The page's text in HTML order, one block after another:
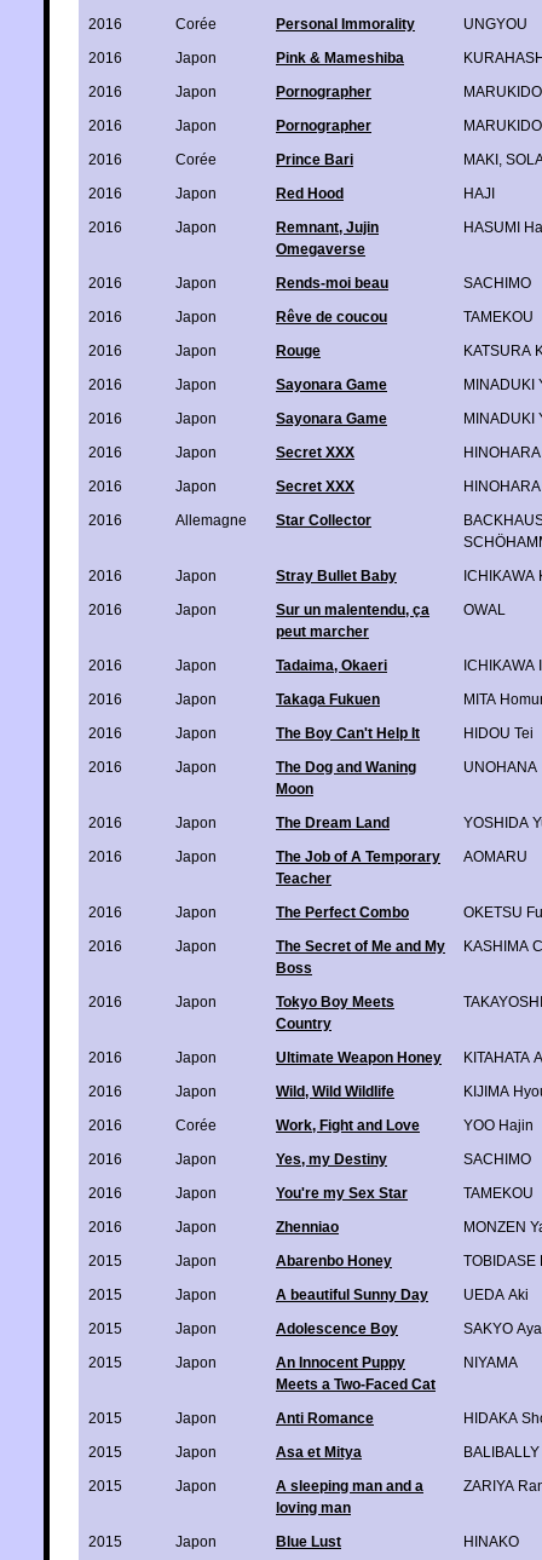
2016 Corée Personal Immorality
UNGYOU
2016
Japon Pink & Mameshiba
2016
Japon Pornographer
2016
Japon Pornographer
2016
Corée Prince Bari MAKI
2016
Japon Red Hood
HAJI
2016
Japon
Remnant, Jujin
Omegaverse
HASUMI
2016 Japon Rends-moi beau
SACHIMO
2016
Japon Rêve de coucou
TAMEKOU
2016
Japon Rouge
KATSURA
2016
Japon Sayonara Game
MINADUKI
2016
Japon Sayonara Game
MINADUKI
2016
Japon Secret XXX
2016
Japon Secret XXX
2016
Allemagne Star Collector
2016
Japon Stray Bullet Baby
ICHIKAWA
2016
Japon
Sur un malentendu, ça
peut marcher
OWAL
2016 Japon Tadaima, Okaeri
ICHIKAWA
2016
Japon Takaga Fukuen
MITA
2016
Japon The Boy Can't Help It
HIDOU Tei
2016
Japon
The Dog and Waning
Moon
UNOHANA
2016 Japon The Dream Land
YOSHIDA
2016
Japon
The Job of A Temporary
Teacher
AOMARU
2016 Japon The Perfect Combo
OKETSU
2016
Japon
The Secret of Me and My
Boss
KASHIMA
2016 Japon
Tokyo Boy Meets
Country
2016 Japon Ultimate Weapon Honey
KITAHATA
2016
Japon Wild, Wild Wildlife
KIJIMA
2016
Corée Work, Fight and Love
YOO Hajin
2016
Japon Yes, my Destiny
SACHIMO
2016
Japon You're my Sex Star
TAMEKOU
2016
Japon Zhenniao
MONZEN
2015
Japon Abarenbo Honey
TOBIDASE
2015
Japon A beautiful Sunny Day
UEDA Aki
2015
Japon Adolescence Boy
SAKYO Aya
2015
Japon
An Innocent Puppy
Meets a Two-Faced Cat
NIYAMA
2015 Japon Anti Romance
HIDAKA
2015
Japon Asa et Mitya
2015
Japon
A sleeping man and a
loving man
ZARIYA
2015 Japon Blue Lust
HINAKO